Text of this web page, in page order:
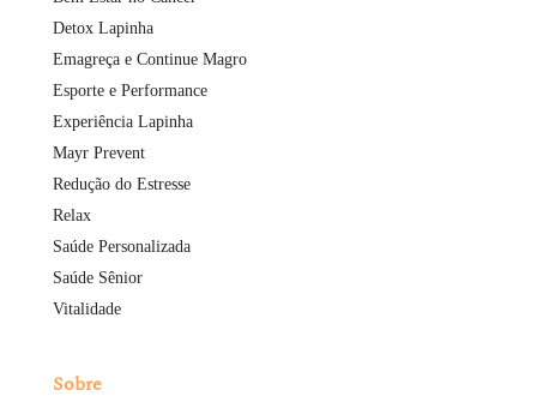
Detox Lapinha
Emagreça e Continue Magro
Esporte e Performance
Experiência Lapinha
Mayr Prevent
Redução do Estresse
Relax
Saúde Personalizada
Saúde Sênior
Vitalidade
Sobre